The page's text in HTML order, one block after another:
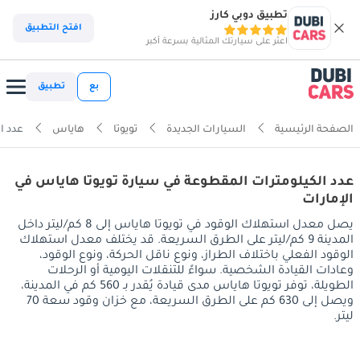
تطبيق دوبي كارز
اعثر على سيارتك المثالية بسرعة أكبر
افتح التطبيق
بع تطبيق
الصفحة الرئيسية السيارات الجديدة تويوتا هاياس عدد
عدد الكيلومترات المقطوعة في سيارة تويوتا هاياس في
الإمارات
يصل معدل استهلاك الوقود في تويوتا هاياس إلى 8 كم/ليتر داخل
المدينة 9 كم/ليتر على الطرق السريعة. قد يختلف معدل استهلاك
الوقود الفعلي باختلاف الطراز، ونوع ناقل الحركة، ونوع الوقود،
وعادات القيادة الشخصية. سواءً للتنقلات اليومية أو الرحلات
الطويلة، توفر تويوتا هاياس مدى قيادة يُقدر بـ 560 كم في المدينة،
ويصل إلى 630 كم على الطرق السريعة، مع خزان وقود سعة 70
ليتر.